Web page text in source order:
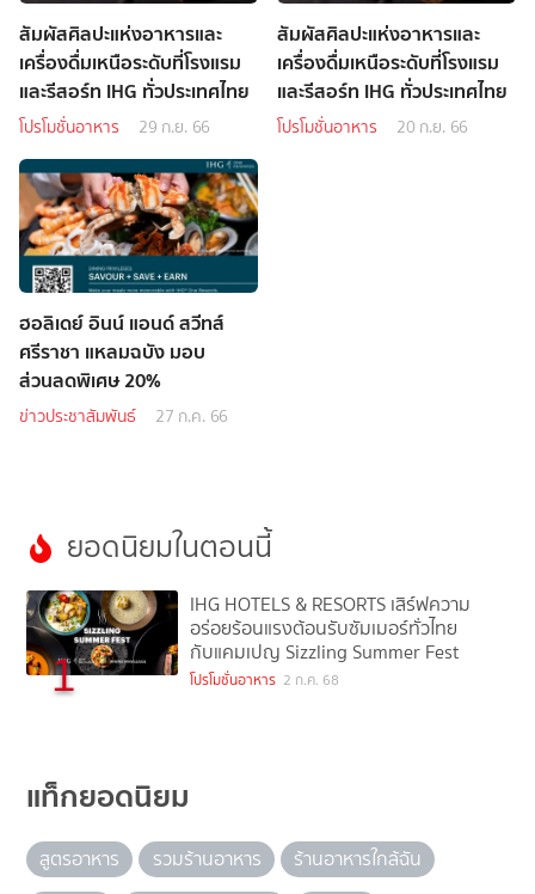
สัมผัสศิลปะแห่งอาหารและ
เครื่องดื่มเหนือระดับที่โรงแรม
และรีสอร์ท IHG ทั่วประเทศไทย
โปรโมชั่นอาหาร 29 ก.ย. 66
สัมผัสศิลปะแห่งอาหารและ
เครื่องดื่มเหนือระดับที่โรงแรม
และรีสอร์ท IHG ทั่วประเทศไทย
โปรโมชั่นอาหาร 20 ก.ย. 66
ฮอลิเดย์ อินน์ แอนด์ สวีทส์
ศรีราชา แหลมฉบัง มอบ
ส่วนลดพิเศษ 20%
ข่าวประชาสัมพันธ์ 27 ก.ค. 66
ยอดนิยมในตอนนี้
1
IHG HOTELS & RESORTS เสิร์ฟความ
อร่อยร้อนแรงต้อนรับซัมเมอร์ทั่วไทย
กับแคมเปญ Sizzling Summer Fest
โปรโมชั่นอาหาร 2 ก.ค. 68
แท็กยอดนิยม
สูตรอาหาร รวมร้านอาหาร
ร้านอาหารใกล้ฉัน